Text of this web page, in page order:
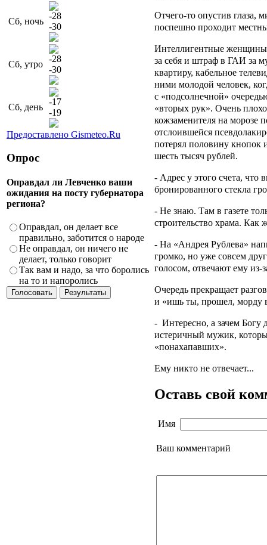
Сб, ночь
-28
-30
Сб, утро
-28
-30
Сб, день
-17
-19
Предоставлено Gismeteo.Ru
Опрос
Оправдал ли Левченко ваши
ожидания на посту губернатора
региона?
Оправдал, он делает все
правильно, заботится о народе
Не оправдал, он ничего не
делает, только говорит
Так вам и надо, за что боролись
на то и напоролись
Отчего-то опустив глаза,
поспешно проходит
Интеллигентные
за себя и штраф в ГАИ за
квартиру, кабельное
ними молодой человек,
с «подсолнечной»
«вторых рук». Очень
кожзаменителя на морозе
отслоившейся
потерял половину кнопок
шесть тысяч рублей.
- Адрес у этого счета, что
бронированного стекла
- Не знаю. Там в газете
строительство храма.
- На «Андрея Рублева»
громко, но уже совсем
голосом, отвечают ему из-
Очередь прекращает
и «ишь ты, прошел, морду
- Интересно, а зачем Богу
истеричный мужик,
«понахапавших».
Ему никто не отвечает...
Оставь свой
Имя
Ваш комментарий